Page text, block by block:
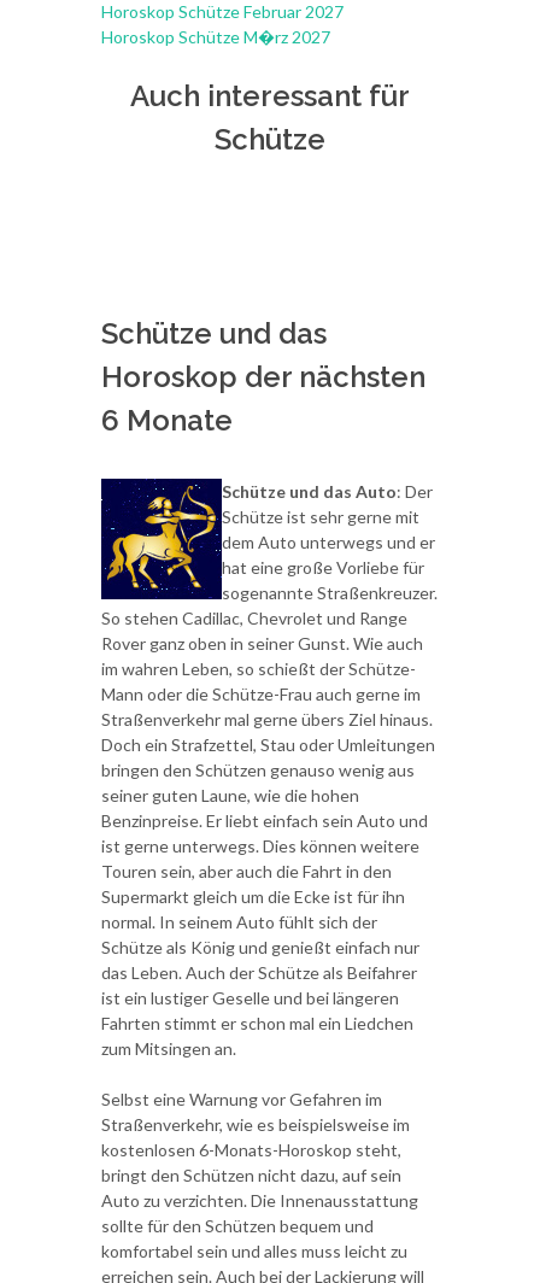
Horoskop Schütze Februar 2027
Horoskop Schütze M�rz 2027
Auch interessant für
Schütze
Schütze und das
Horoskop der nächsten
6 Monate
Schütze und das Auto: Der
Schütze ist sehr gerne mit
dem Auto unterwegs und er
hat eine große Vorliebe für
sogenannte Straßenkreuzer.
So stehen Cadillac, Chevrolet und Range
Rover ganz oben in seiner Gunst. Wie auch
im wahren Leben, so schießt der Schütze-
Mann oder die Schütze-Frau auch gerne im
Straßenverkehr mal gerne übers Ziel hinaus.
Doch ein Strafzettel, Stau oder Umleitungen
bringen den Schützen genauso wenig aus
seiner guten Laune, wie die hohen
Benzinpreise. Er liebt einfach sein Auto und
ist gerne unterwegs. Dies können weitere
Touren sein, aber auch die Fahrt in den
Supermarkt gleich um die Ecke ist für ihn
normal. In seinem Auto fühlt sich der
Schütze als König und genießt einfach nur
das Leben. Auch der Schütze als Beifahrer
ist ein lustiger Geselle und bei längeren
Fahrten stimmt er schon mal ein Liedchen
zum Mitsingen an.
Selbst eine Warnung vor Gefahren im
Straßenverkehr, wie es beispielsweise im
kostenlosen 6-Monats-Horoskop steht,
bringt den Schützen nicht dazu, auf sein
Auto zu verzichten. Die Innenausstattung
sollte für den Schützen bequem und
komfortabel sein und alles muss leicht zu
erreichen sein. Auch bei der Lackierung will